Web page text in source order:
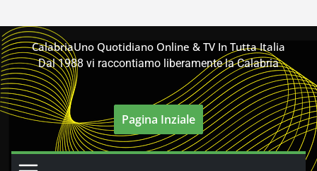
Salta
al
contenuto
CalabriaUno Quotidiano Online & TV In Tutta Italia
Dal 1988 vi raccontiamo liberamente la Calabria
Pagina Inziale